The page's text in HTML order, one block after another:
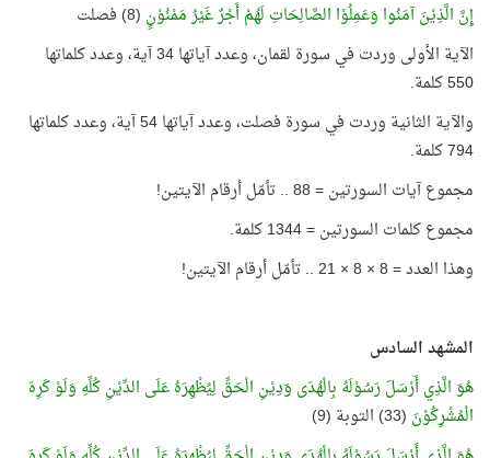
إِنَّ الَّذِيْنَ آمَنُوا وَعَمِلُوْا الصَّالِحَاتِ لَهُمْ أَجْرٌ غَيْرُ مَمْنُوْنٍ (8) فصلت
الآية الأولى وردت في سورة لقمان، وعدد آياتها 34 آية، وعدد كلماتها
550 كلمة.
والآية الثانية وردت في سورة فصلت، وعدد آياتها 54 آية، وعدد كلماتها
794 كلمة.
مجموع آيات السورتين = 88 .. تأمّل أرقام الآيتين!
مجموع كلمات السورتين = 1344 كلمة.
وهذا العدد = 8 × 8 × 21 .. تأمّل أرقام الآيتين!
المشهد السادس
هُوَ الَّذِي أَرْسَلَ رَسُوْلَهُ بِالْهُدَى وَدِيْنِ الْحَقِّ لِيُظْهِرَهُ عَلَى الدِّيْنِ كُلِّهِ وَلَوْ كَرِهَ
الْمُشْرِكُوْنَ (33) التوبة (9)